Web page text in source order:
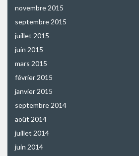
novembre 2015
septembre 2015
juillet 2015
juin 2015
mars 2015
février 2015
janvier 2015
septembre 2014
août 2014
juillet 2014
juin 2014